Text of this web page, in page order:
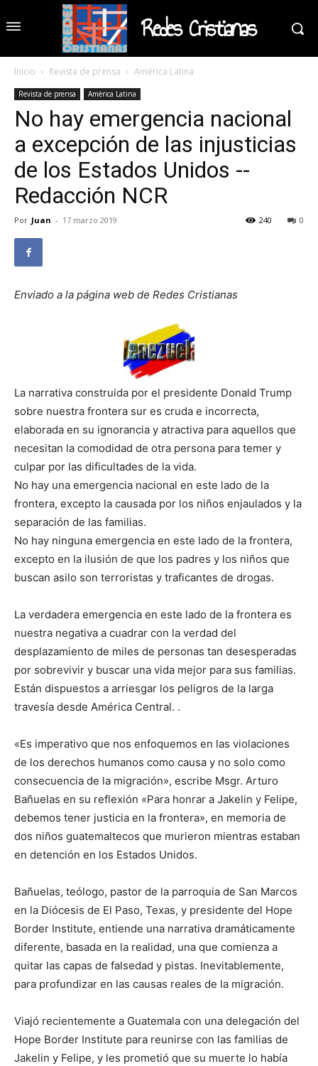
Redes Cristianas
Inicio Revista de prensa América Latina
Revista de prensa América Latina
No hay emergencia nacional
a excepción de las injusticias
de los Estados Unidos --
Redacción NCR
Por Juan - 17 marzo 2019 0
240
Enviado a la página web de Redes Cristianas
La narrativa construida por el presidente Donald Trump
sobre nuestra frontera sur es cruda e incorrecta,
elaborada en su ignorancia y atractiva para aquellos que
necesitan la comodidad de otra persona para temer y
culpar por las dificultades de la vida.
No hay una emergencia nacional en este lado de la
frontera, excepto la causada por los niños enjaulados y la
separación de las familias.
No hay ninguna emergencia en este lado de la frontera,
excepto en la ilusión de que los padres y los niños que
buscan asilo son terroristas y traficantes de drogas.
La verdadera emergencia en este lado de la frontera es
nuestra negativa a cuadrar con la verdad del
desplazamiento de miles de personas tan desesperadas
por sobrevivir y buscar una vida mejor para sus familias.
Están dispuestos a arriesgar los peligros de la larga
travesía desde América Central. .
«Es imperativo que nos enfoquemos en las violaciones
de los derechos humanos como causa y no solo como
consecuencia de la migración», escribe Msgr. Arturo
Bañuelas en su reflexión «Para honrar a Jakelin y Felipe,
debemos tener justicia en la frontera», en memoria de
dos niños guatemaltecos que murieron mientras estaban
en detención en los Estados Unidos.
Bañuelas, teólogo, pastor de la parroquia de San Marcos
en la Diócesis de El Paso, Texas, y presidente del Hope
Border Institute, entiende una narrativa dramáticamente
diferente, basada en la realidad, una que comienza a
quitar las capas de falsedad y pistas. Inevitablemente,
para profundizar en las causas reales de la migración.
Viajó recientemente a Guatemala con una delegación del
Hope Border Institute para reunirse con las familias de
Jakelin y Felipe, y les prometió que su muerte lo había